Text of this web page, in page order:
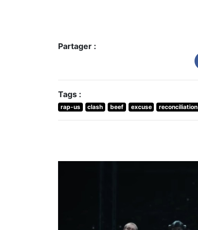
Partager :
Tags :
rap-us clash beef excuse reconciliation